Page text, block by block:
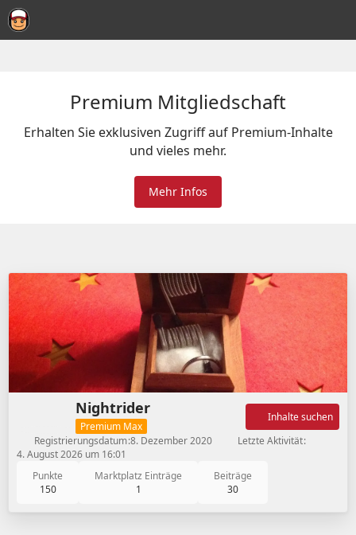
Premium Mitgliedschaft
Erhalten Sie exklusiven Zugriff auf Premium-Inhalte
und vieles mehr.
Mehr Infos
Nightrider
Premium Max
Punkte
150
Marktplatz Einträge
1
Beiträge
30
Inhalte suchen
Registrierungsdatum 8. Dezember 2020
Letzte Aktivität
4. August 2026 um 16:01